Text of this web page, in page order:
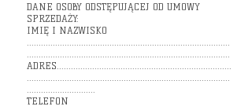
DANE OSOBY ODSTĘPUJĄCEJ OD UMOWY
SPRZEDAŻY:
IMIĘ I NAZWISKO
......................................................................................
......................................................................................
ADRES..........................................................................
......................................................................................
.............................
TELEFON